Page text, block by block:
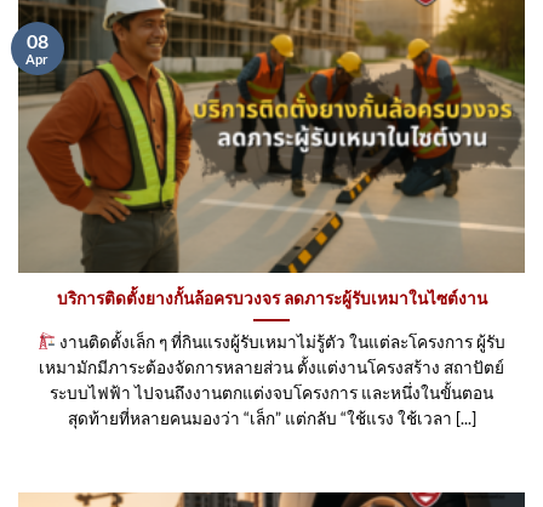
บริการติดตั้งยางกั้นล้อครบวงจร ลดภาระผู้รับเหมาในไซต์งาน
งานติดตั้งเล็ก ๆ ที่กินแรงผู้รับเหมาไม่รู้ตัว ในแต่ละโครงการ ผู้รับ
เหมามักมีภาระต้องจัดการหลายส่วน ตั้งแต่งานโครงสร้าง สถาปัตย์
ระบบไฟฟ้า ไปจนถึงงานตกแต่งจบโครงการ และหนึ่งในขั้นตอน
สุดท้ายที่หลายคนมองว่า “เล็ก” แต่กลับ “ใช้แรง ใช้เวลา [...]
08
Apr